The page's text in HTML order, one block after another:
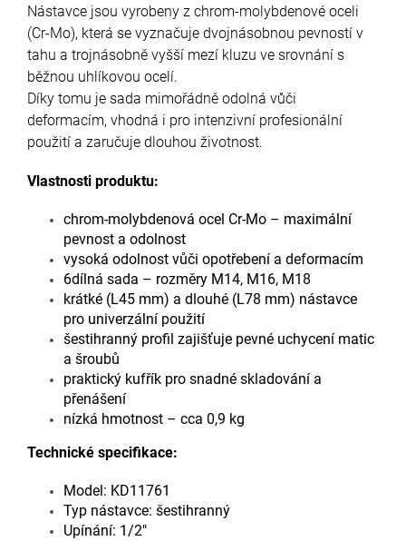
Nástavce jsou vyrobeny z chrom-molybdenové oceli
(Cr-Mo), která se vyznačuje dvojnásobnou pevností v
tahu a trojnásobně vyšší mezí kluzu ve srovnání s
běžnou uhlíkovou ocelí.
Díky tomu je sada mimořádně odolná vůči
deformacím, vhodná i pro intenzivní profesionální
použití a zaručuje dlouhou životnost.
Vlastnosti produktu:
chrom-molybdenová ocel Cr-Mo – maximální
pevnost a odolnost
vysoká odolnost vůči opotřebení a deformacím
6dílná sada – rozměry M14, M16, M18
krátké (L45 mm) a dlouhé (L78 mm) nástavce
pro univerzální použití
šestihranný profil zajišťuje pevné uchycení matic
a šroubů
praktický kufřík pro snadné skladování a
přenášení
nízká hmotnost – cca 0,9 kg
Technické specifikace:
Model: KD11761
Typ nástavce: šestihranný
Upínání: 1/2"